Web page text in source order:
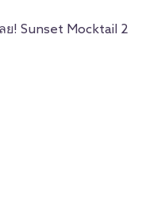
ย! Sunset Mocktail 2